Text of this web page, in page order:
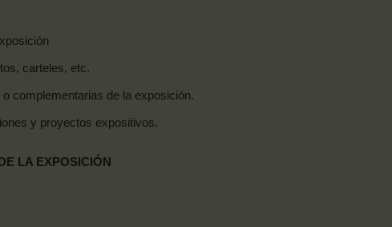
carteles, etc.
complementarias de la exposición.
y proyectos expositivos.
LA EXPOSICIÓN